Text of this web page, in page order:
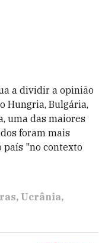
a dividir a opinião
Hungria, Bulgária,
uma das maiores
foram mais
país "no contexto
Ucrânia